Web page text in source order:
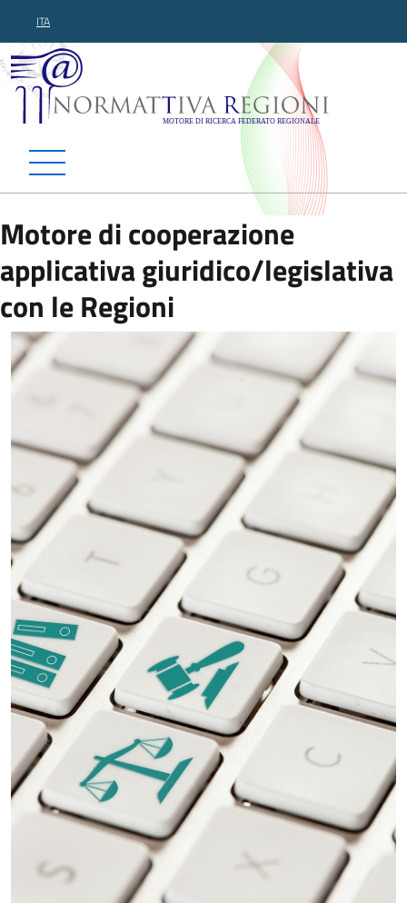
ITA
Normattiva Regioni -
Motore di cooperazione
applicativa giuridico/legislativa
con le Regioni